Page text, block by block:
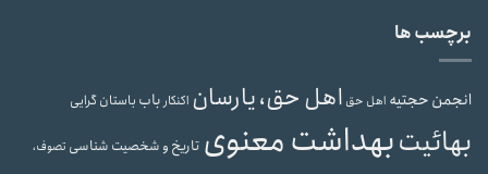
برچسب ها
انجمن حجتیه اهل حق اهل حق، یارسان اکنکارباب باستان گرایی
بهائیتبهداشت معنوی تاریخ و شخصیت شناسی تصوف،